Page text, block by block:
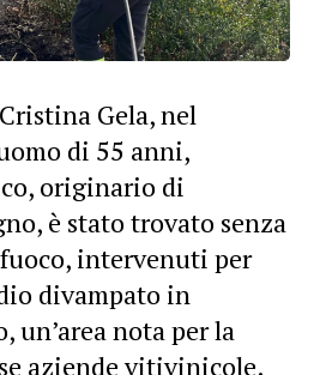
Gela, nel
di 55 anni,
originario di
è stato trovato senza
intervenuti per
divampato in
un’area nota per la
aziende vitivinicole.